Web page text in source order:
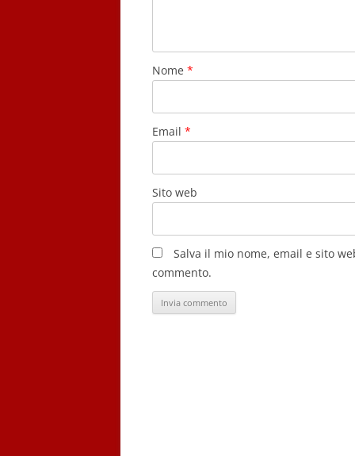
Nome *
Email *
Sito web
Salva il mio nome, email e sito
commento.